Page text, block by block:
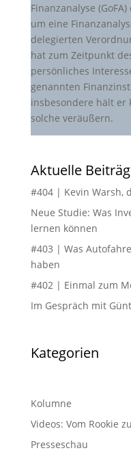
Finanzanalyse
um eine
delegierten
hat zum Zeitpunkt
persönliches
genannten
insbesondere hält er
solche veräußern.
Aktuelle
#404 | Kevin Warsh,
Neue Studie: Was
lernen können
#403 | Was
haben
#402 | Einmal zum
Im Gespräch mit
Kategorien
Kolumne
Videos: Vom Rookie
Presseschau